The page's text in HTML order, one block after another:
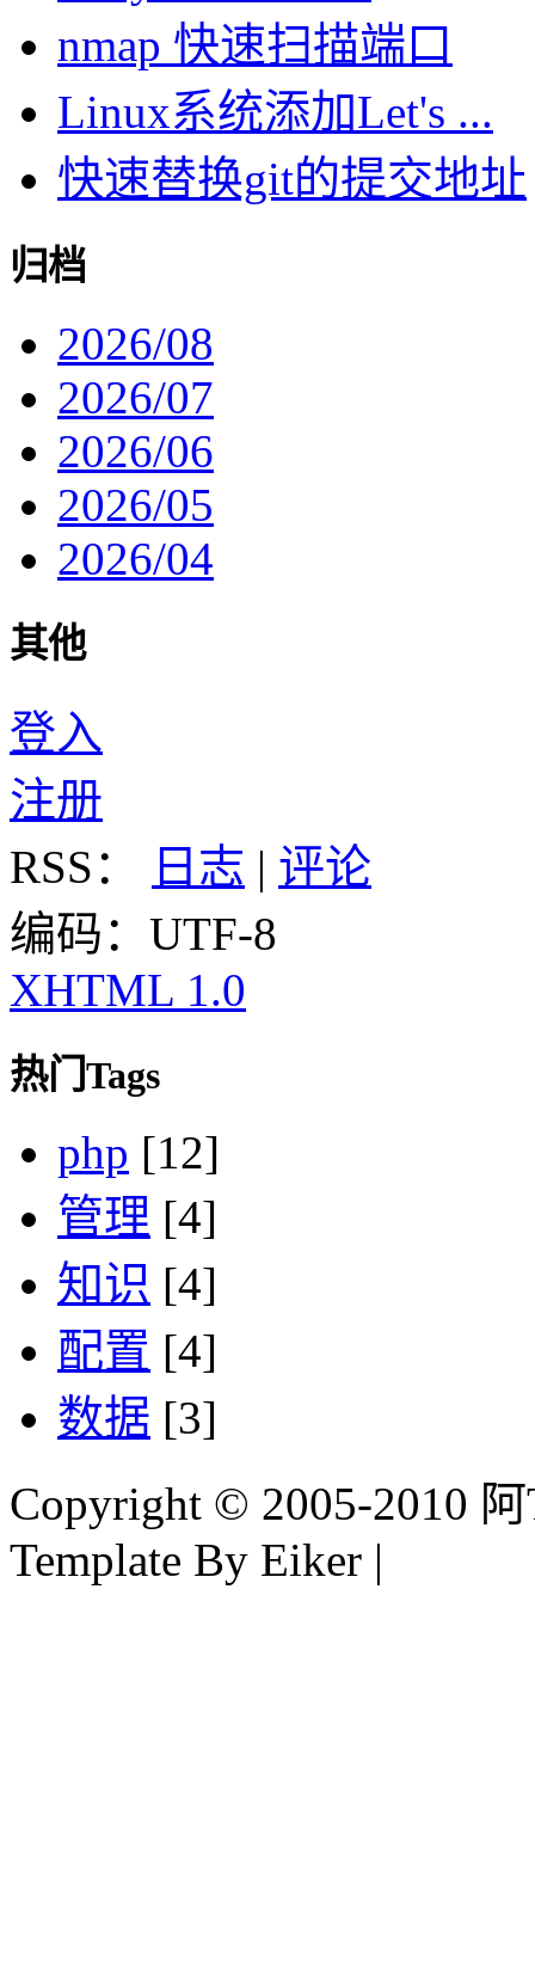
nmap 快速扫描端口
Linux系统添加Let's ...
快速替换git的提交地址
归档
2026/08
2026/07
2026/06
2026/05
2026/04
其他
登入
注册
RSS：
日志 | 评论
编码：UTF-8
XHTML 1.0
热门Tags
php [12]
管理 [4]
知识 [4]
配置 [4]
数据 [3]
Copyright © 2005-2010
Template By Eiker |